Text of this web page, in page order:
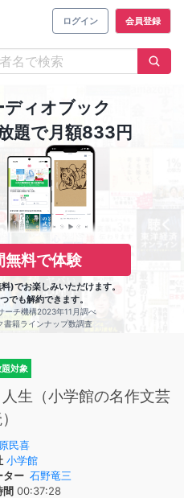
ログイン 会員登録
ィオブック
題で月額833円
無料で体験
)でお楽しみいただけます。
でも解約できます。
ーチ機構2023年11月調べ
書籍ラインナップ数調査
対象
生（小学館の名作文芸
原民喜
小学館
ター 石野竜三
間 00:37:28